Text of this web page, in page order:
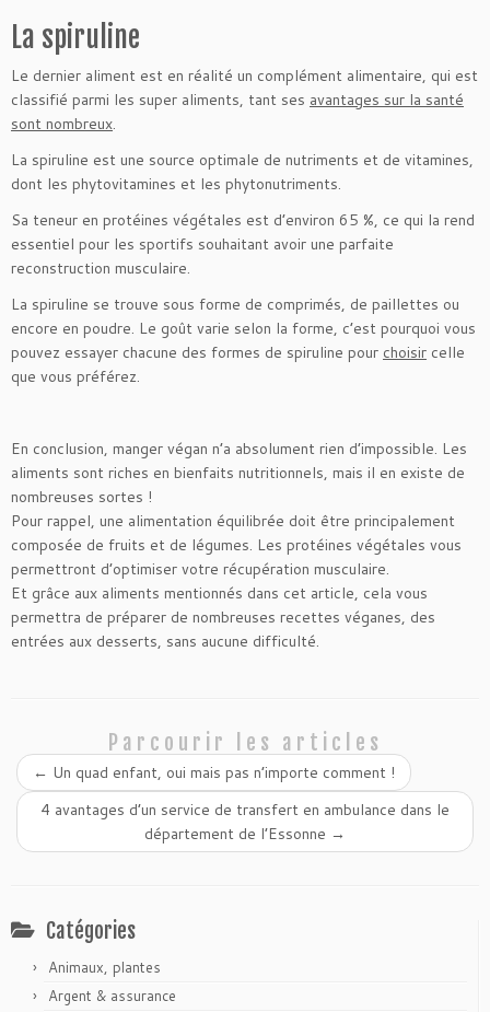
La spiruline
Le dernier aliment est en réalité un complément alimentaire, qui est
classifié parmi les super aliments, tant ses avantages sur la santé
sont nombreux.
La spiruline est une source optimale de nutriments et de vitamines,
dont les phytovitamines et les phytonutriments.
Sa teneur en protéines végétales est d’environ 65 %, ce qui la rend
essentiel pour les sportifs souhaitant avoir une parfaite
reconstruction musculaire.
La spiruline se trouve sous forme de comprimés, de paillettes ou
encore en poudre. Le goût varie selon la forme, c’est pourquoi vous
pouvez essayer chacune des formes de spiruline pour choisir celle
que vous préférez.
En conclusion, manger végan n’a absolument rien d’impossible. Les
aliments sont riches en bienfaits nutritionnels, mais il en existe de
nombreuses sortes !
Pour rappel, une alimentation équilibrée doit être principalement
composée de fruits et de légumes. Les protéines végétales vous
permettront d’optimiser votre récupération musculaire.
Et grâce aux aliments mentionnés dans cet article, cela vous
permettra de préparer de nombreuses recettes véganes, des
entrées aux desserts, sans aucune difficulté.
Parcourir les articles
← Un quad enfant, oui mais pas n’importe comment !
4 avantages d’un service de transfert en ambulance dans le
département de l’Essonne →
Catégories
Animaux, plantes
Argent & assurance